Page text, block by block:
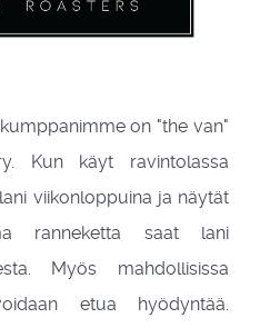
on "the van"
Kun käyt ravintolassa
viikonloppuina ja näytät
ranneketta saat lani
Myös mahdollisissa
etua hyödyntää.